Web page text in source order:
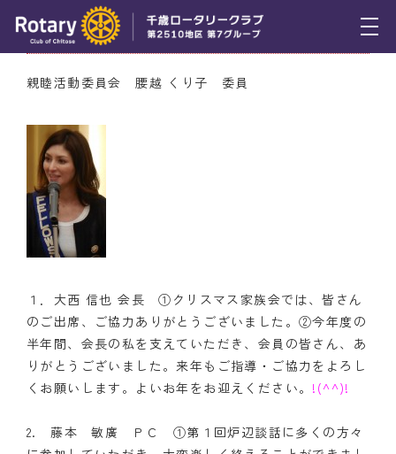
トピックス
活動報告
理事会報告
スケジュール
木曜会
組織図
クラブのあゆみ
クラブの歴史
12月22日（木） ニコニコBOX
親睦活動委員会 腰越 くり子 委員
１．大西 信也 会長 ①クリスマス家族会では、皆さん
のご出席、ご協力ありがとうございました。②今年度の
半年間、会長の私を支えていただき、会員の皆さん、あ
りがとうございました。来年もご指導・ご協力をよろし
くお願いします。よいお年をお迎えください。 !(^^)!
2. 藤本 敏廣 ＰＣ ①第１回炉辺談話に多くの方々